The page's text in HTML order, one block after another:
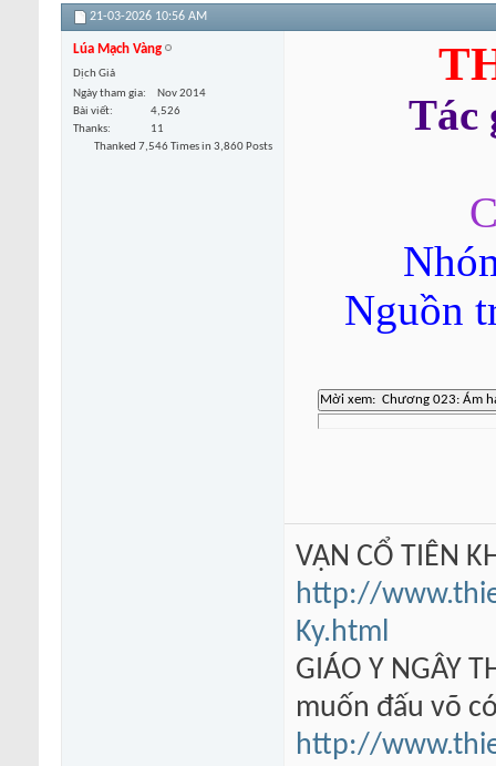
21-03-2026 10:56 AM
Lúa Mạch Vàng
Dịch Giả
Ngày tham gia
Nov 2014
Bài viết
4,526
Thanks
11
Thanked 7,546 Times in 3,860 Posts
Tác
Nguồn
VẠN CỔ TIÊN
http://
Ky.html
GIÁO Y NGÂY
muốn đấu võ
http://